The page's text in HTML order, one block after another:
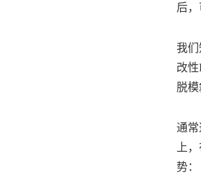
后，
我们
改性
脱模
通
上
势：